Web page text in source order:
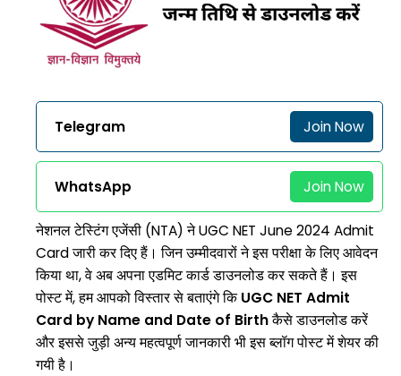
Telegram Join Now
WhatsApp Join Now
नेशनल टेस्टिंग एजेंसी (NTA) ने UGC NET June 2024 Admit
Card जारी कर दिए हैं। जिन उम्मीदवारों ने इस परीक्षा के लिए आवेदन
किया था, वे अब अपना एडमिट कार्ड डाउनलोड कर सकते हैं। इस
पोस्ट में, हम आपको विस्तार से बताएंगे किUGC NET Admit
Card by Name and Date of Birthकैसे डाउनलोड करें
और इससे जुड़ी अन्य महत्वपूर्ण जानकारी भी इस ब्लॉग पोस्ट में शेयर की
गयी है।